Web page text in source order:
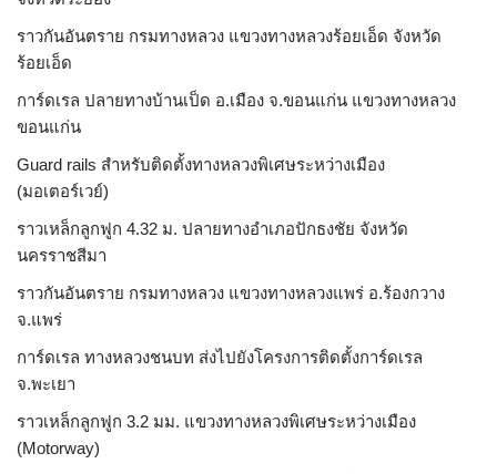
ราวกันอันตราย กรมทางหลวง แขวงทางหลวงร้อยเอ็ด จังหวัด
ร้อยเอ็ด
การ์ดเรล ปลายทางบ้านเป็ด อ.เมือง จ.ขอนแก่น แขวงทางหลวง
ขอนแก่น
Guard rails สำหรับติดตั้งทางหลวงพิเศษระหว่างเมือง
(มอเตอร์เวย์)
ราวเหล็กลูกฟูก 4.32 ม. ปลายทางอำเภอปักธงชัย จังหวัด
นครราชสีมา
ราวกันอันตราย กรมทางหลวง แขวงทางหลวงแพร่ อ.ร้องกวาง
จ.แพร่
การ์ดเรล ทางหลวงชนบท ส่งไปยังโครงการติดตั้งการ์ดเรล
จ.พะเยา
ราวเหล็กลูกฟูก 3.2 มม. แขวงทางหลวงพิเศษระหว่างเมือง
(Motorway)